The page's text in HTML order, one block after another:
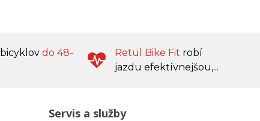
bicyklov do 48-
Retül Bike Fit robí
jazdu efektívnejšou,...
Servis a služby